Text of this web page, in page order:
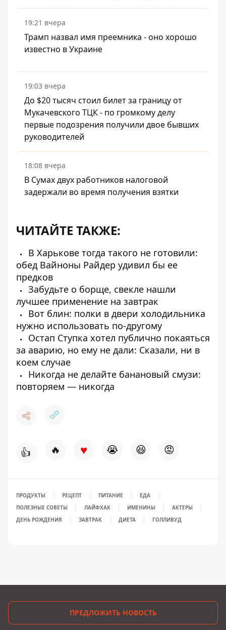
19:21 вчера
Трамп назвал имя преемника - оно хорошо
известно в Украине
19:03 вчера
До $20 тысяч стоил билет за границу от
Мукачевского ТЦК - по громкому делу
первые подозрения получили двое бывших
руководителей
18:08 вчера
В Сумах двух работников налоговой
задержали во время получения взятки
ЧИТАЙТЕ ТАКЖЕ:
В Харькове тогда такого не готовили:
обед Вайноны Райдер удивил бы ее
предков
Забудьте о борще, свекле нашли
лучшее применение на завтрак
Вот блин: полки в двери холодильника
нужно использовать по-другому
Остап Ступка хотел публично покаяться
за аварию, но ему не дали: Сказали, ни в
коем случае
Никогда не делайте банановый смузи:
повторяем — никогда
👍 🔥 ♥ 😭 😆 😡
ПРОДУКТЫ РЕЦЕПТ ПИТАНИЕ
ЕДА
ПОЛЕЗНЫЕ СОВЕТЫ
ЛАЙФХАК ИМЕНИНЫ
АКТЕРЫ
ДЕНЬ РОЖДЕНИЯ
ЗАВТРАК ДИЕТА ГОЛЛИВУД
ПРЕДЛОЖИТЬ НОВОСТЬ